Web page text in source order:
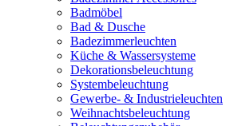
Badmöbel
Bad & Dusche
Badezimmerleuchten
Küche & Wassersysteme
Dekorationsbeleuchtung
Systembeleuchtung
Gewerbe- & Industrieleuchten
Weihnachtsbeleuchtung